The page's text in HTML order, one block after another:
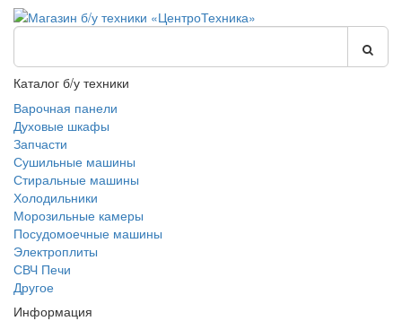
Каталог б/у техники
Варочная панели
Духовые шкафы
Запчасти
Сушильные машины
Стиральные машины
Холодильники
Морозильные камеры
Посудомоечные машины
Электроплиты
СВЧ Печи
Другое
Информация